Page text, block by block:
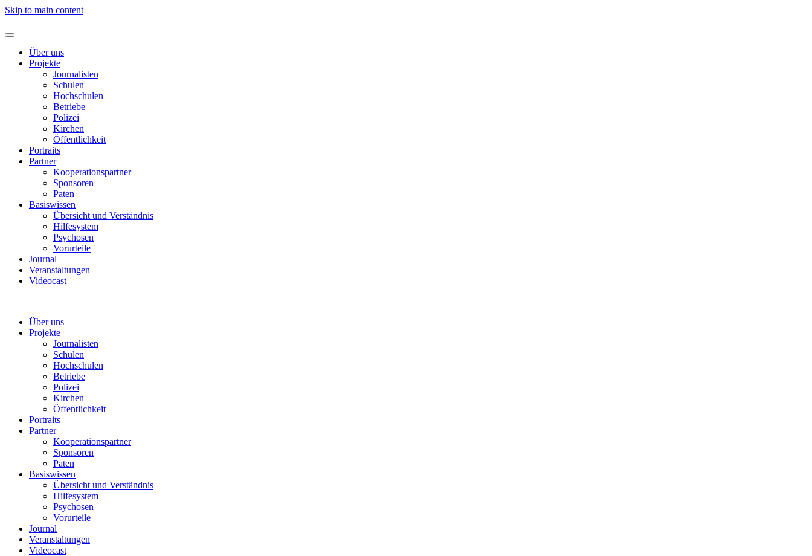
Skip to main content
Über uns
Projekte
Journalisten
Schulen
Hochschulen
Betriebe
Polizei
Kirchen
Öffentlichkeit
Portraits
Partner
Kooperationspartner
Sponsoren
Paten
Basiswissen
Übersicht und Verständnis
Hilfesystem
Psychosen
Vorurteile
Journal
Veranstaltungen
Videocast
Über uns
Projekte
Journalisten
Schulen
Hochschulen
Betriebe
Polizei
Kirchen
Öffentlichkeit
Portraits
Partner
Kooperationspartner
Sponsoren
Paten
Basiswissen
Übersicht und Verständnis
Hilfesystem
Psychosen
Vorurteile
Journal
Veranstaltungen
Videocast